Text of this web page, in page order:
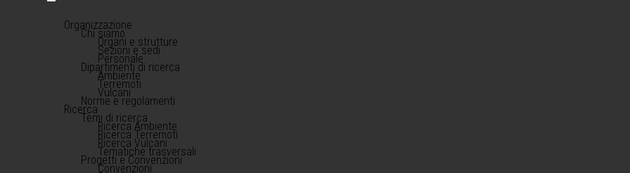
Organizzazione
Chi siamo
Organi e strutture
Sezioni e sedi
Personale
Dipartimenti di ricerca
Ambiente
Terremoti
Vulcani
Norme e regolamenti
Ricerca
Temi di ricerca
Ricerca Ambiente
Ricerca Terremoti
Ricerca Vulcani
Tematiche trasversali
Progetti e Convenzioni
Convenzioni